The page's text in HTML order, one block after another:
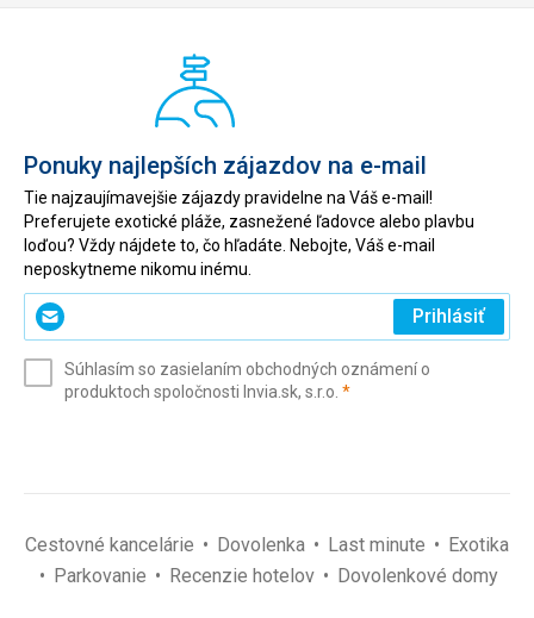
Ponuky najlepších zájazdov na e-mail
Tie najzaujímavejšie zájazdy pravidelne na Váš e-mail!
Preferujete exotické pláže, zasnežené ľadovce alebo plavbu
loďou? Vždy nájdete to, čo hľadáte. Nebojte, Váš e-mail
neposkytneme nikomu inému.
Zadajte
svoj
(povinné)
Prihlásiť
Súhlasím so zasielaním obchodných oznámení o
produktoch spoločnosti Invia.sk, s.r.o. *(povinné)
Cestovné kancelárie Dovolenka Last minute
Exotika
Parkovanie
Recenzie hotelov Dovolenkové domy